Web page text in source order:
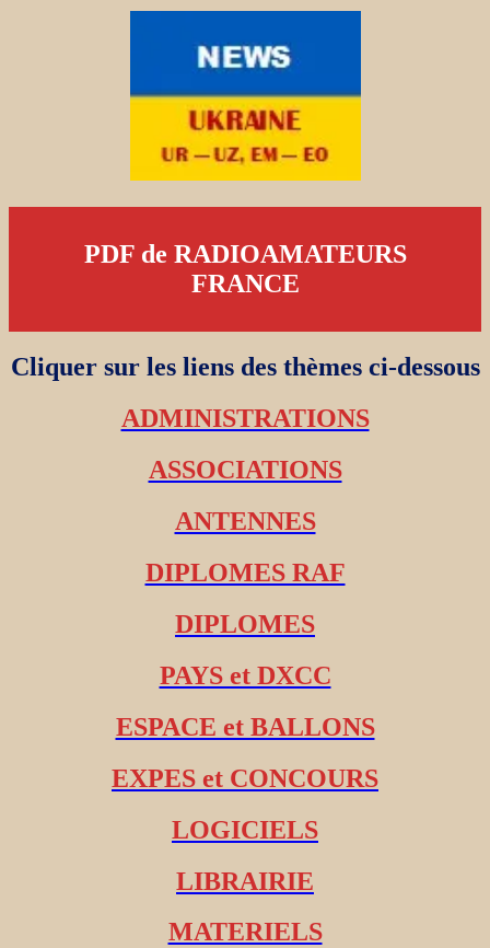
PDF de RADIOAMATEURS
FRANCE
Cliquer sur les liens des thèmes ci-dessous
ADMINISTRATIONS
ASSOCIATIONS
ANTENNES
DIPLOMES RAF
DIPLOMES
PAYS et DXCC
ESPACE et BALLONS
EXPES et CONCOURS
LOGICIELS
LIBRAIRIE
MATERIELS